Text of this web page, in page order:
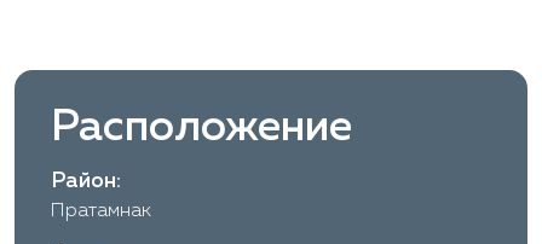
Расположение
Район:
Пратамнак